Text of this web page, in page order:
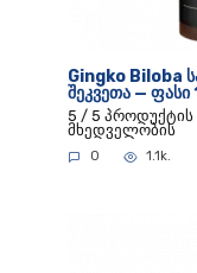
Gingko Biloba
შეკვეთა — ფასი
5 / 5 პროდუქტის
მხედველობის
0 1.1k.